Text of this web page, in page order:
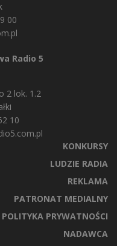
00
Radio 5
2 lok. 1.2
10
KONKURSY
LUDZIE RADIA
REKLAMA
PATRONAT MEDIALNY
POLITYKA PRYWATNOŚCI
NADAWCA